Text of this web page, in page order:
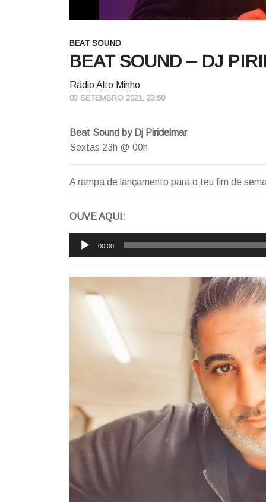
BEAT SOUND
BEAT SOUND – DJ
Rádio Alto Minho
03 SETEMBRO 2021, 23:50
Beat Sound by Dj Piridelmar
Sextas 23h @ 00h
A rampa de lançamento para o teu fim de
OUVE AQUI:
Reprodutor
de
áudio
00:00